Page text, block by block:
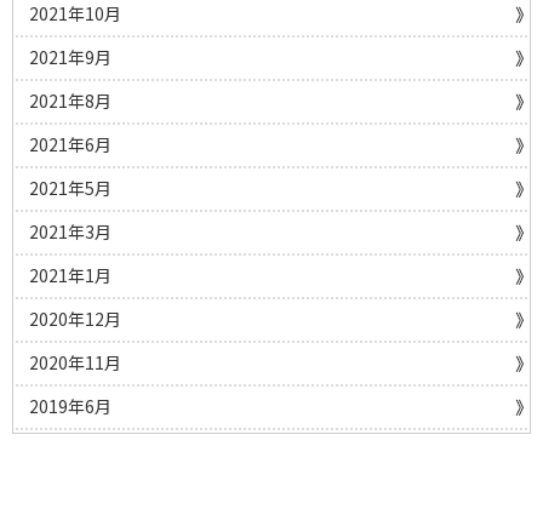
2021年10月
2021年9月
2021年8月
2021年6月
2021年5月
2021年3月
2021年1月
2020年12月
2020年11月
2019年6月